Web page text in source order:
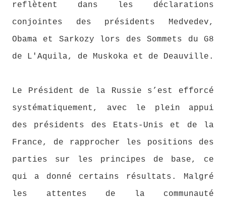
reflètent dans les déclarations
conjointes des présidents Medvedev,
Obama et Sarkozy lors des Sommets du G8
de L'Aquila, de Muskoka et de Deauville.
Le Président de la Russie s’est efforcé
systématiquement, avec le plein appui
des présidents des Etats-Unis et de la
France, de rapprocher les positions des
parties sur les principes de base, ce
qui a donné certains résultats. Malgré
les attentes de la communauté